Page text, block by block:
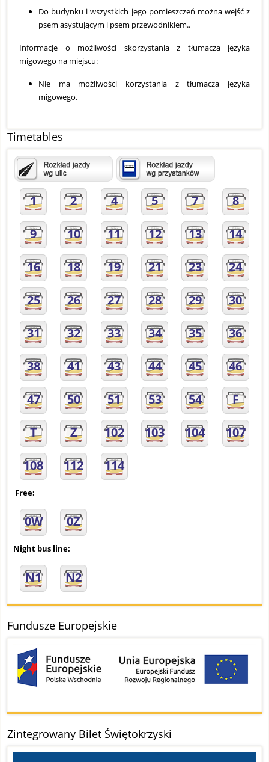
Do budynku i wszystkich jego pomieszczeń można wejść z
psem asystującym i psem przewodnikiem..
Informacje o możliwości skorzystania z tłumacza języka
migowego na miejscu:
Nie ma możliwości korzystania z tłumacza języka
migowego.
Timetables
1 2 4 5 7 8
9 10 11 12 13 14
16 18 19 21 23 24
25 26 27 28 29 30
31 32 33 34 35 36
38 41 43 44 45 46
47 50 51 53 54 F
T Z 102 103 104 107
108 112 114
Free:
0W 0Z
Night bus line:
N1 N2
Fundusze Europejskie
Zintegrowany Bilet Świętokrzyski